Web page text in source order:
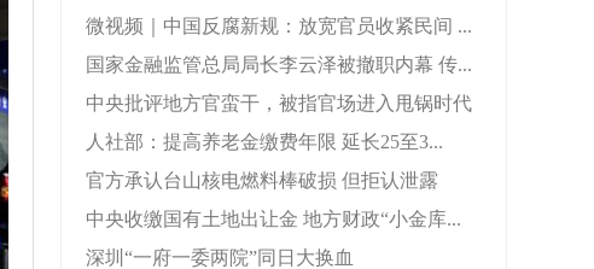
微视频｜中国反腐新规：放宽官员收紧民间 ...
国家金融监管总局局长李云泽被撤职内幕 传...
中央批评地方官蛮干，被指官场进入甩锅时代
人社部：提高养老金缴费年限 延长25至3...
官方承认台山核电燃料棒破损 但拒认泄露
中央收缴国有土地出让金 地方财政“小金库...
深圳“一府一委两院”同日大换血